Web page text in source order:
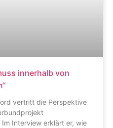
innerhalb von
vertritt die Perspektive
Interview erklärt er, wie